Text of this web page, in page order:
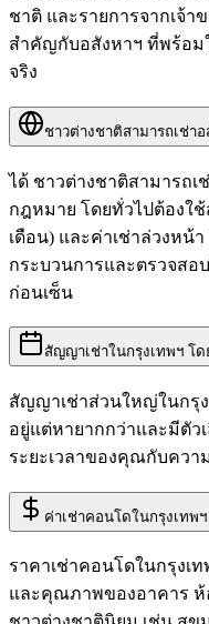
ชาติ และรายการจากเจ้า
สำคัญกับอสังหาฯ ที่พร้อม
จริง
ชาวต่างชาติสามารถเช่า
ได้ ชาวต่างชาติสามารถเ
กฎหมาย โดยทั่วไปต้องใช้
เดือน) และค่าเช่าล่วงหน้
กระบวนการและตรวจสอ
ก่อนเซ็น
สัญญาเช่าในกรุงเทพฯ โ
สัญญาเช่าส่วนใหญ่ในกรุ
อยู่แต่หายากกว่าและมีตัวเ
ระยะเวลาของคุณกับควา
ค่าเช่าคอนโดในกรุงเทพฯ
ราคาเช่าคอนโดในกรุงเ
และคุณภาพของอาคาร